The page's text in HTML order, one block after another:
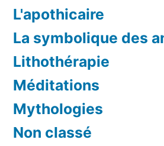
L'apothicaire
La symbolique des
Lithothérapie
Méditations
Mythologies
Non classé